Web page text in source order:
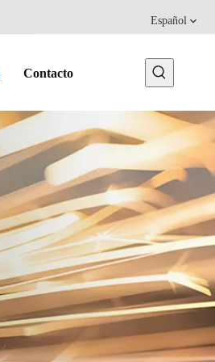
Español
Contacto